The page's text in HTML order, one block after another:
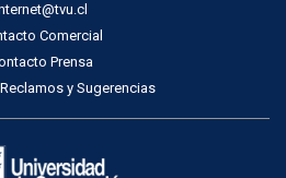
Comercial
Prensa
y Sugerencias